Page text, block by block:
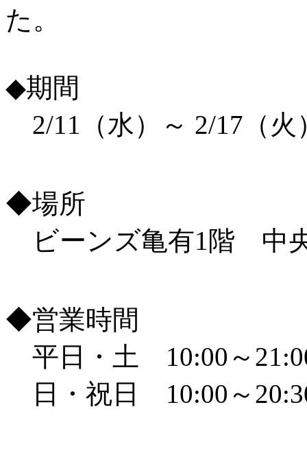
た。
◆期間
2/11（水）～ 2/17（火
◆場所
ビーンズ亀有1階 中
◆営業時間
平日・土 10:00～
日・祝日 10:00～